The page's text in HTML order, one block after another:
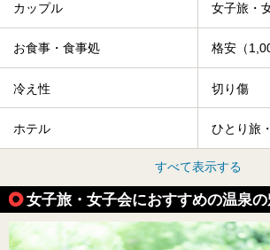
カップル 女子旅・
お食事・食事処 格安（
冷え性 切り傷
ホテル ひとり旅
すべて表示する
女子旅・女子会におすすめの温泉の